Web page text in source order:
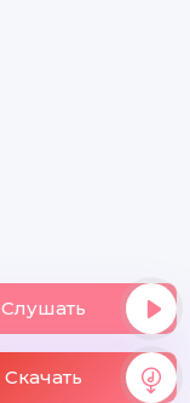
Слушать
Скачать